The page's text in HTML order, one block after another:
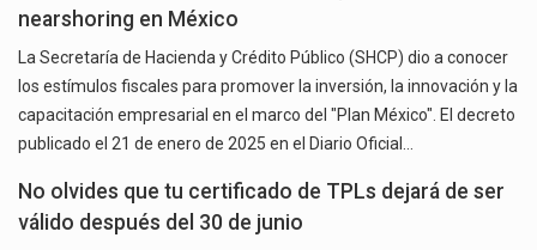
nearshoring en México
La Secretaría de Hacienda y Crédito Público (SHCP) dio a conocer
los estímulos fiscales para promover la inversión, la innovación y la
capacitación empresarial en el marco del "Plan México". El decreto
publicado el 21 de enero de 2025 en el Diario Oficial…
No olvides que tu certificado de TPLs dejará de ser
válido después del 30 de junio